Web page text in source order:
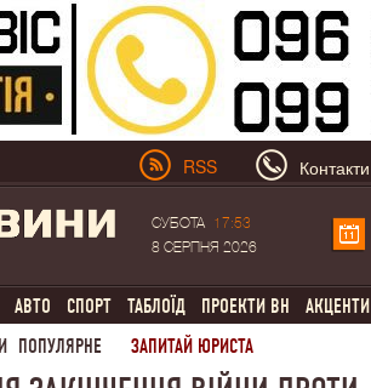
RSS Контакти
СУБОТА
17:53
8 СЕРПНЯ 2026
АВТО СПОРТ ТАБЛОЇД ПРОЕКТИ ВН АКЦЕНТИ
ПОПУЛЯРНЕ ЗАПИТАЙ ЮРИСТА